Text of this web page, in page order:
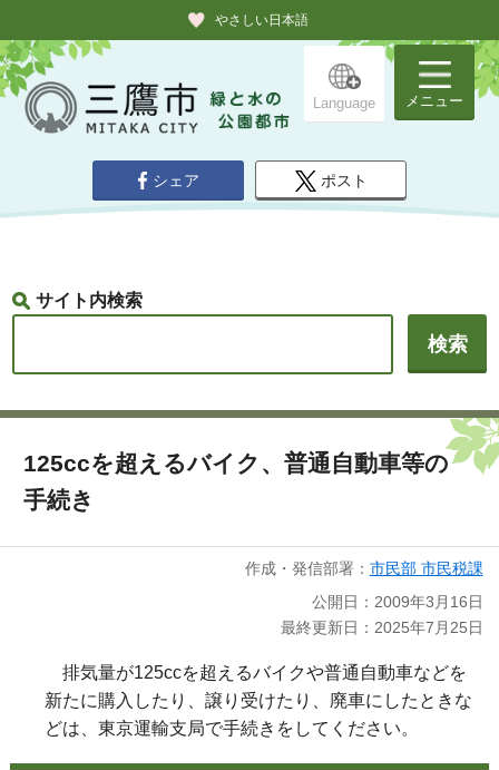
やさしい日本語
Language メニュー
シェア ポスト
サイト内検索
125ccを超えるバイク、普通自動車等の
手続き
作成・発信部署： 市民部 市民税課
公開日：2009年3月16日
最終更新日：2025年7月25日
排気量が125ccを超えるバイクや普通自動車などを
新たに購入したり、譲り受けたり、廃車にしたときな
どは、東京運輸支局で手続きをしてください。